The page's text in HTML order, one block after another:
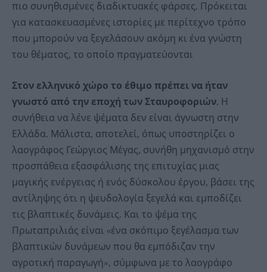
πιο συνηθισμένες διαδικτυακές φάρσες. Πρόκειται
για κατασκευασμένες ιστορίες με περίτεχνο τρόπο
που μπορούν να ξεγελάσουν ακόμη κι ένα γνώστη
του θέματος, το οποίο πραγματεύονται
Στον ελληνικό χώρο το έθιμο πρέπει να ήταν
γνωστό από την εποχή των Σταυροφοριών. Η
συνήθεια να λένε ψέματα δεν είναι άγνωστη στην
Ελλάδα. Μάλιστα, αποτελεί, όπως υποστηρίζει ο
λαογράφος Γεώργιος Μέγας, συνήθη μηχανισμό στην
προσπάθεια εξασφάλισης της επιτυχίας μιας
μαγικής ενέργειας ή ενός δύσκολου έργου, βάσει της
αντίληψης ότι η ψευδολογία ξεγελά και εμποδίζει
τις βλαπτικές δυνάμεις. Και το ψέμα της
Πρωταπριλιάς είναι «ένα σκόπιμο ξεγέλασμα των
βλαπτικών δυνάμεων που θα εμπόδιζαν την
αγροτική παραγωγή», σύμφωνα με το λαογράφο